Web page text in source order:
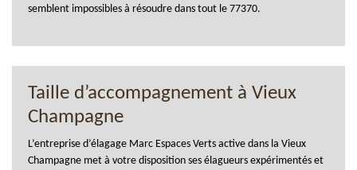
semblent impossibles à résoudre dans tout le 77370.
Taille d’accompagnement à Vieux
Champagne
L’entreprise d’élagage Marc Espaces Verts active dans la Vieux
Champagne met à votre disposition ses élagueurs expérimentés et